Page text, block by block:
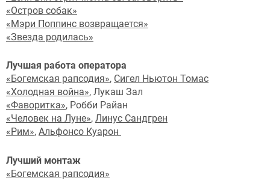
«Остров собак»
«Мэри Поппинс возвращается»
«Звезда родилась»
Лучшая работа оператора
«Богемская рапсодия», Сигел Ньютон Томас
«Холодная война», Лукаш Зал
«Фаворитка», Робби Райан
«Человек на Луне», Линус Сандгрен
«Рим», Альфонсо Куарон
Лучший монтаж
«Богемская рапсодия»